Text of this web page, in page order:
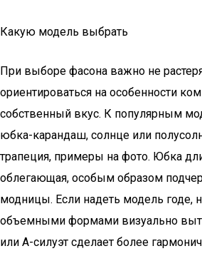
Какую модель выбрать
При выборе фасона важно не
ориентироваться на особенности
собственный вкус. К популярным
юбка-карандаш, солнце или
трапеция, примеры на фото. Юбка
облегающая, особым образом
модницы. Если надеть модель годе,
объемными формами визуально
или А-силуэт сделает более